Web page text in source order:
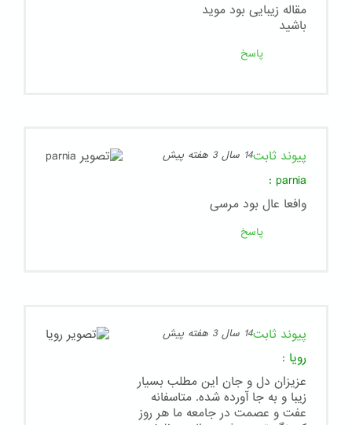
مقاله زیبایی بود موید
باشید
پاسخ
پیوند ثابت14 سال 3 هفته پیش
parnia
:
وافعا عال بود مرسی
پاسخ
پیوند ثابت14 سال 3 هفته پیش
رویا :
عزیزان دل و جان این مطلب بسیار
زیبا و به جا آورده شده. متاسفانه
عفت و عصمت در جامعه ما هر روز